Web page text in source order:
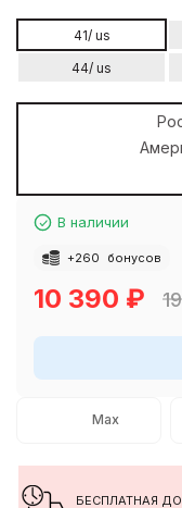
41/ us
44/ us
В наличии
+260 бонусов
10 390 ₽
Max
БЕСПЛАТНАЯ